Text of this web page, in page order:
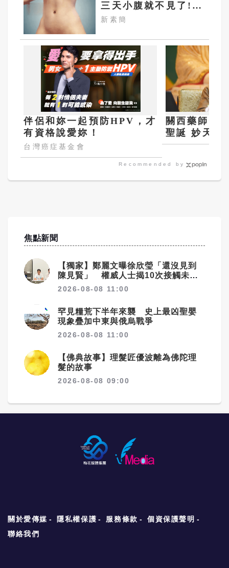
三天小腹就不見了!
肚子一天天變小！
新素簡
伴侶和妳一起預防HPV，才
有資格說愛妳！
台灣癌症基金會
關西藥師佛
聖誕 妙天禪
傳佛妙心
Recommended by
焦點新聞
【獨家】鄭麗文曝徐欣瑩「還沒見到
陳見賢」 權威人士揭10次接觸未
果：整合最後一哩路
2026-08-08 11:00
罕見糧荒下半年來襲 史上最凶聖嬰
現象疊加中東與俄烏戰爭
2026-08-08 11:00
【佛典故事】理髮匠優波離為佛陀理
髮的故事
2026-08-08 09:00
關於愛傳媒 隱私權保護 服務條款
個資保護聲明
聯絡我們